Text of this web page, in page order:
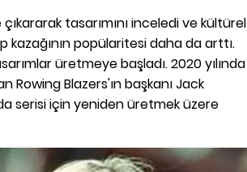
tasarımını inceledi ve kültürel
kazağının popülaritesi daha da arttı.
üretmeye başladı. 2020 yılında
Rowing Blazers'ın başkanı Jack
serisi için yeniden üretmek üzere